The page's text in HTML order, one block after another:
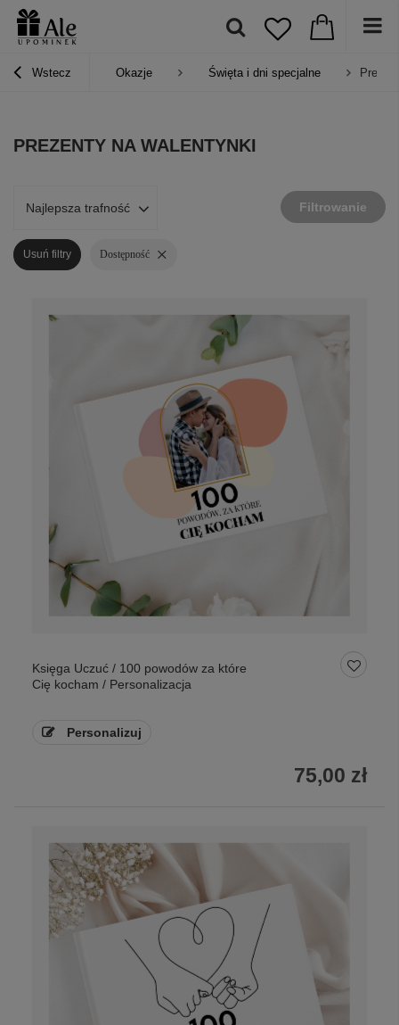
Wstecz Okazje Święta i dni specjalne
PREZENTY NA WALENTYNKI
Najlepsza trafność Filtrowanie
Usuń filtry Dostępność
Księga Uczuć / 100 powodów za które
Cię kocham / Personalizacja
Personalizuj
75,00 zł